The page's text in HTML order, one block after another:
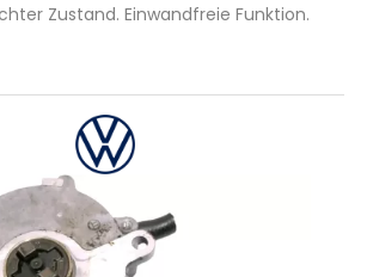
Zustand. Einwandfreie Funktion.